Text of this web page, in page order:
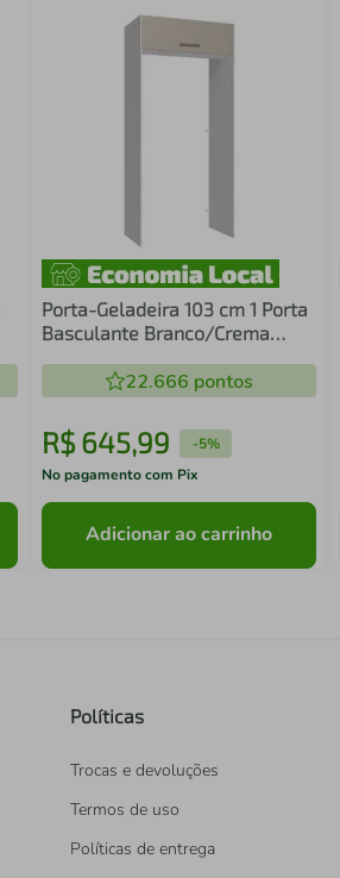
Porta-Geladeira 103 cm 1 Porta
Basculante Branco/Crema
22.666 pontos
R$ 645,99 -5%
No pagamento com Pix
Adicionar ao carrinho
Políticas
Trocas e devoluções
Termos de uso
Políticas de entrega